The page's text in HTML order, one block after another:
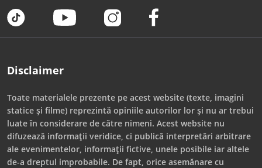
Disclaimer
Toate materialele prezente pe acest website (texte, imagini
statice și filme) reprezintă opiniile autorilor lor și nu ar trebui
luate în considerare de către nimeni. Acest website nu
difuzează informații veridice, ci publică interpretări arbitrare
ale evenimentelor, informații fictive, unele posibile iar altele
de-a dreptul improbabile. De fapt, orice asemănare cu